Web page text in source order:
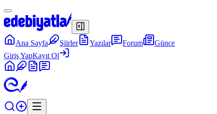
Ana Sayfa Şiirler Yazılar Forum
Günce
Giriş YapKayıt Ol